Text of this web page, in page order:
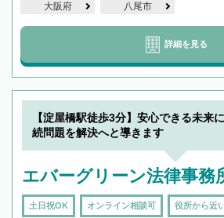
大阪府 八尾市
詳細を見る
【淀屋橋駅徒歩3分】安心できる未来
続問題を解決へと導きます
エバーグリーン法律事務
土日祝OK オンライン相談可 役所から近